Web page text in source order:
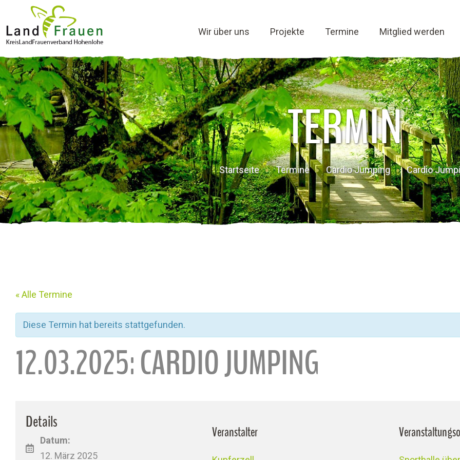
Wir über uns Projekte Termine Mitglied werden
TERMIN
Startseite Termine Cardio Jumping Cardio
« Alle Termine
Diese Termin hat bereits stattgefunden.
12.03.2025: CARDIO JUMPING
Details
Datum:
12. März 2025
Veranstalter